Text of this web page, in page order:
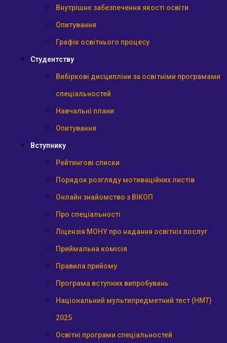
Внутрішнє забезпечення якості освіти
Опитування
Графік освітнього процесу
Студентству
Вибіркові дисципліни за освітніми програмами
спеціальностей
Навчальні плани
Опитування
Вступнику
Рейтингові списки
Порядок розгляду мотиваційних листів
Онлайн знайомство з ВІКОП
Про спеціальності
Ліцензія МОНУ про надання освітніх послуг
Приймальна комісія
Правила прийому
Програма вступних випробувань
Національний мультипредметний тест (НМТ)
2025
Освітні програми спеціальностей